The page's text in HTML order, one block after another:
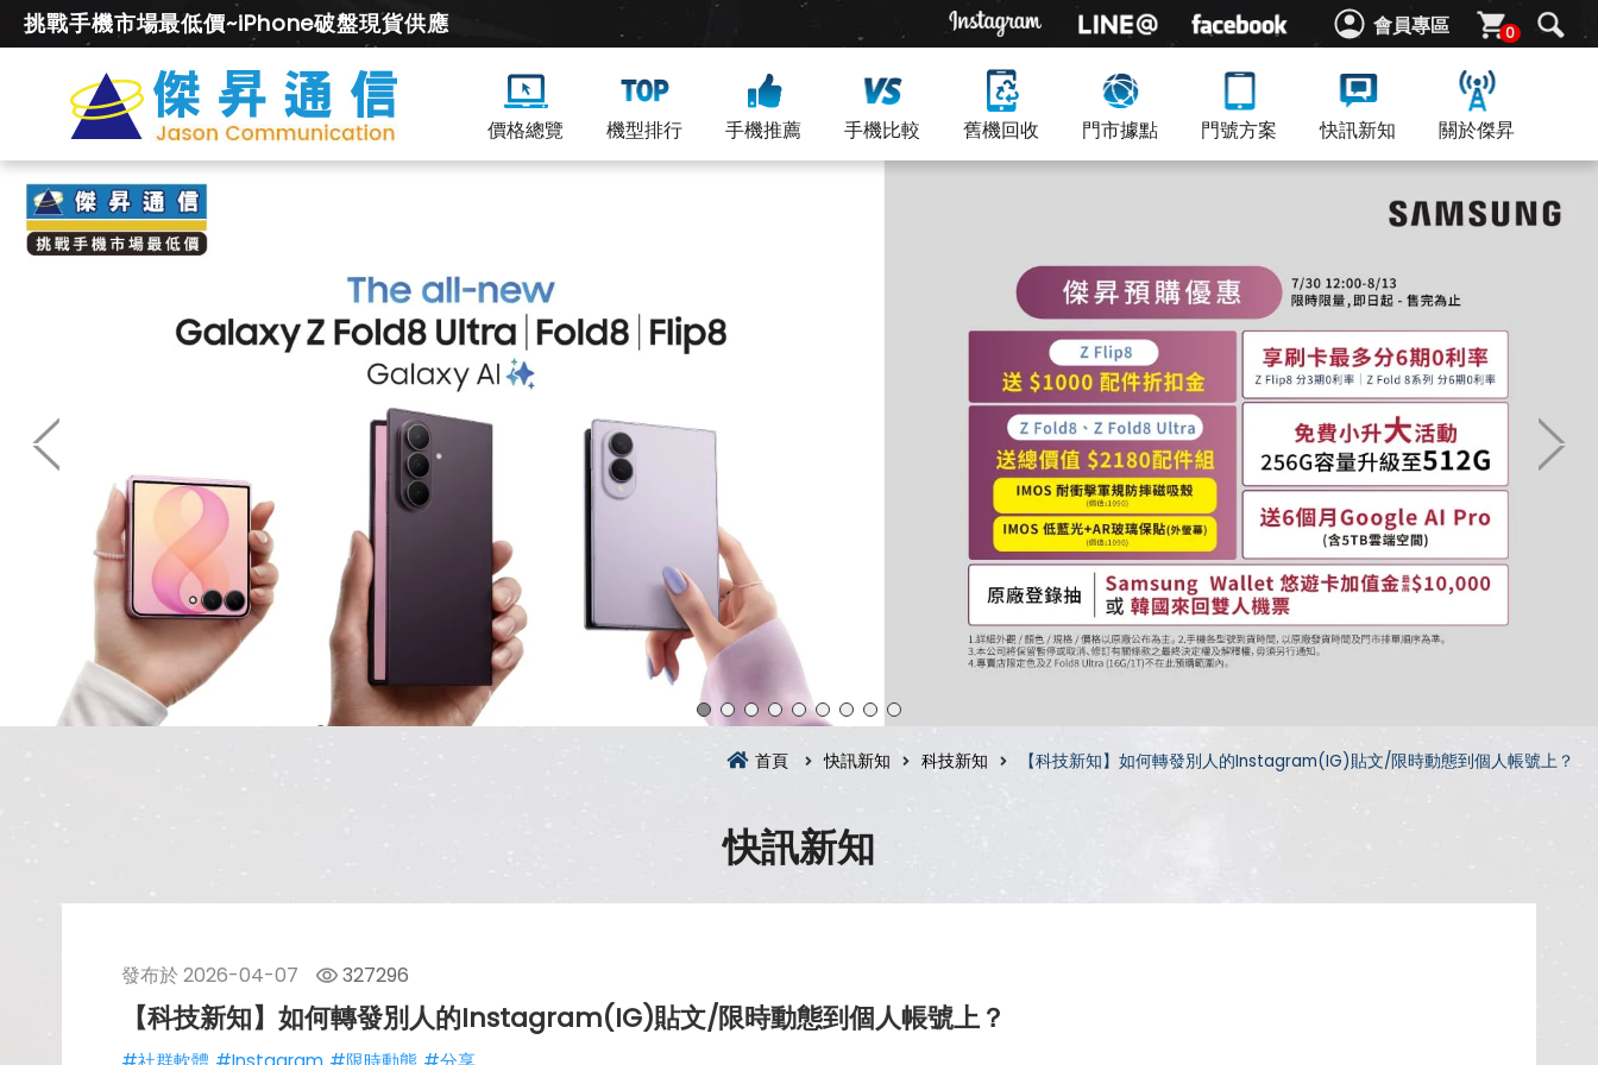
會員專區 0
挑戰手機市場最低價~iPhone破盤現貨供應
價格總覽 機型排行 手機推薦 手機比較 舊機回收 門市據點 門號方案 快訊新知 關於傑昇
首頁 快訊新知 科技新知 【科技新知】如何轉發別人的Instagram(IG)貼文/限時動態到個人帳號上？
快訊新知
發布於 2026-04-07 327296
【科技新知】如何轉發別人的Instagram(IG)貼文/限時動態到個人帳號上？